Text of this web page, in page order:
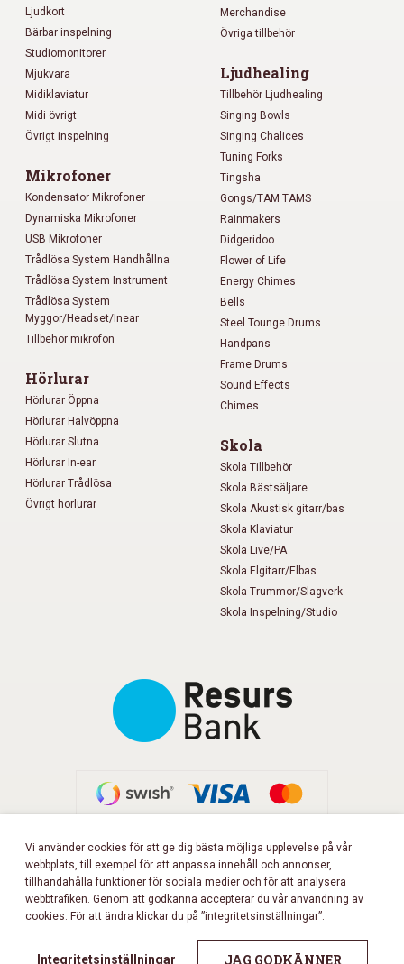
Ljudkort
Bärbar inspelning
Studiomonitorer
Mjukvara
Midiklaviatur
Midi övrigt
Övrigt inspelning
Mikrofoner
Kondensator Mikrofoner
Dynamiska Mikrofoner
USB Mikrofoner
Trådlösa System Handhållna
Trådlösa System Instrument
Trådlösa System
Myggor/Headset/Inear
Tillbehör mikrofon
Hörlurar
Hörlurar Öppna
Hörlurar Halvöppna
Hörlurar Slutna
Hörlurar In-ear
Hörlurar Trådlösa
Övrigt hörlurar
Merchandise
Övriga tillbehör
Ljudhealing
Tillbehör Ljudhealing
Singing Bowls
Singing Chalices
Tuning Forks
Tingsha
Gongs/TAM TAMS
Rainmakers
Didgeridoo
Flower of Life
Energy Chimes
Bells
Steel Tounge Drums
Handpans
Frame Drums
Sound Effects
Chimes
Skola
Skola Tillbehör
Skola Bästsäljare
Skola Akustisk gitarr/bas
Skola Klaviatur
Skola Live/PA
Skola Elgitarr/Elbas
Skola Trummor/Slagverk
Skola Inspelning/Studio
FÖLJ OSS PÅ FACEBOOK!
Vi använder cookies för att ge dig bästa möjliga upplevelse på vår
webbplats, till exempel för att anpassa innehåll och annonser,
tillhandahålla funktioner för sociala medier och för att analysera
webbtrafiken. Genom att godkänna accepterar du vår användning av
cookies. För att ändra klickar du på ”integritetsinställningar”.
Integritetsinställningar JAG GODKÄNNER